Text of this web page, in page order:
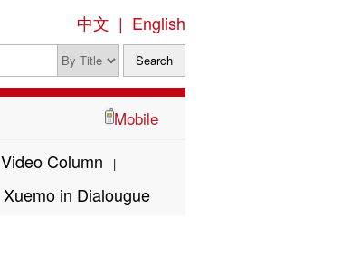
中文 | English
Mobile
Video Column |
Xuemo in Dialougue